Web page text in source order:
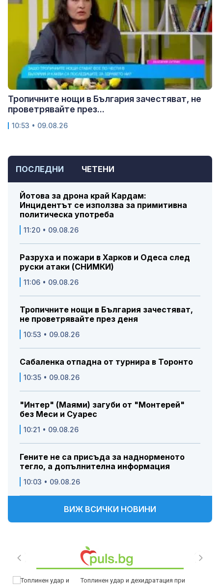
ПОСЛЕДНИ ЧЕТЕНИ
Йотова за дрона край Кардам:
Инцидентът се използва за примитивна
политическа употреба
11:20 • 09.08.26
Разруха и пожари в Харков и Одеса след
руски атаки (СНИМКИ)
11:06 • 09.08.26
Тропичните нощи в България зачестяват,
не проветрявайте през деня
10:53 • 09.08.26
Сабаленка отпадна от турнира в Торонто
10:35 • 09.08.26
"Интер" (Маями) загуби от "Монтерей"
без Меси и Суарес
10:21 • 09.08.26
Гените не са присъда за наднорменото
тегло, а допълнителна информация
10:03 • 09.08.26
ВИЖ ВСИЧКИ НОВИНИ
Топлинен удар и дехидратация при
Тропичните нощи в България зачестяват, не
проветрявайте през...
10:53 • 09.08.26